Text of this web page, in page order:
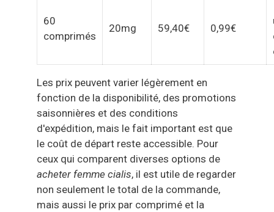
60
comprimés
20mg 59,40€ 0,99€
Les prix peuvent varier légèrement en
fonction de la disponibilité, des promotions
saisonnières et des conditions
d'expédition, mais le fait important est que
le coût de départ reste accessible. Pour
ceux qui comparent diverses options de
acheter femme cialis, il est utile de regarder
non seulement le total de la commande,
mais aussi le prix par comprimé et la